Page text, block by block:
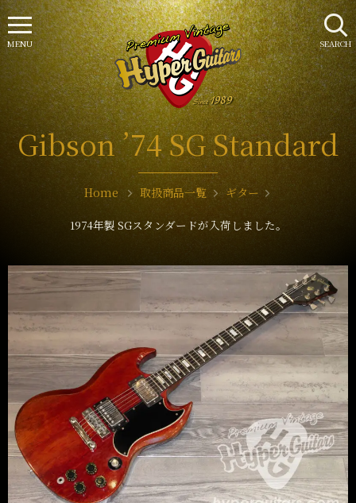
Gibson ’74 SG Standard
Home 取扱商品一覧 ギター
1974年製 SGスタンダードが入荷しました。
SEARCH
MENU